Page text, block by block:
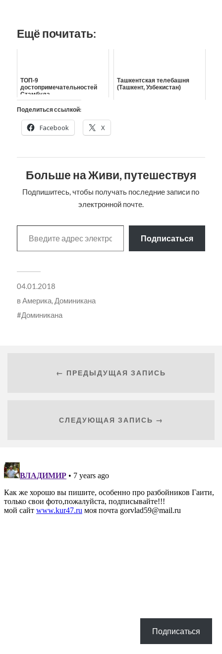
Ещё почитать:
ТОП-9
достопримечательностей
Стамбула
Ташкентская телебашня
(Ташкент, Узбекистан)
Поделиться ссылкой:
Facebook X
Больше на Живи, путешествуя
Подпишитесь, чтобы получать последние записи по
электронной почте.
Подписаться
04.01.2018
вАмерика, Доминикана
Доминикана
← ПРЕДЫДУЩАЯ ЗАПИСЬ
СЛЕДУЮЩАЯ ЗАПИСЬ →
Подписаться